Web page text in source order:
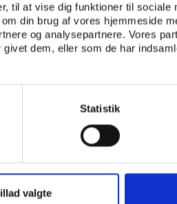
til at vise dig funktioner til sociale
din brug af vores hjemmeside
og analysepartnere. Vores
dem, eller som de har
Statistik
valgte
interviewundersøgelse, som
for aktivitetsniveauet:
konkurrence og udstyr til
fysisk aktivitet.
i foreningerne er også centralt.
med motion, økonomiske
motiverende i forhold til at